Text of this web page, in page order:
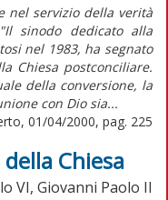
nel servizio della verità
sinodo dedicato alla
nel 1983, ha segnato
Chiesa postconciliare.
della conversione, la
con Dio sia...
01/04/2000, pag. 225
Chiesa
VI, Giovanni Paolo II